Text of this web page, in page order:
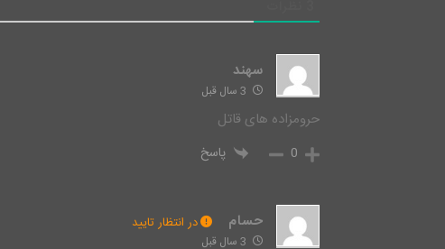
سهند
حرومزاده های قاتل
0 پاسخ
حسام در انتظار تایید